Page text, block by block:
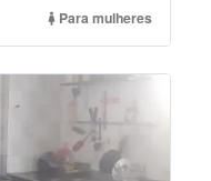
Para mulheres